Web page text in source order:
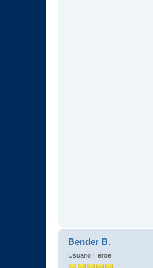
Bender B.
Usuario Héroe